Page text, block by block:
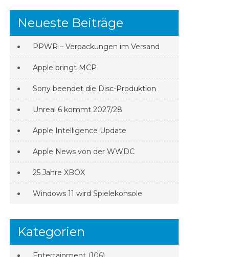
Neueste Beiträge
PPWR – Verpackungen im Versand
Apple bringt MCP
Sony beendet die Disc-Produktion
Unreal 6 kommt 2027/28
Apple Intelligence Update
Apple News von der WWDC
25 Jahre XBOX
Windows 11 wird Spielekonsole
Kategorien